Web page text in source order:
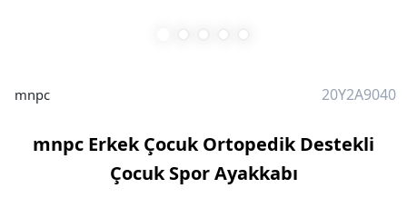
mnpc 20Y2A9040
mnpc Erkek Çocuk Ortopedik Destekli
Çocuk Spor Ayakkabı